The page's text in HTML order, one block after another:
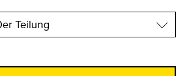
Teilung